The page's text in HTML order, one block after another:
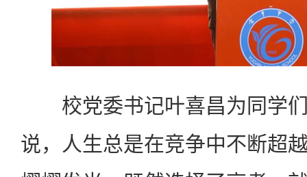
校党委书记叶喜昌为同学们
说，人生总是在竞争中不断超